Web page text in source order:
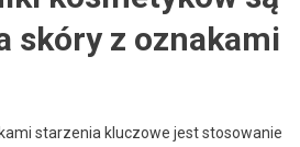
skóry z oznakami
starzenia kluczowe jest stosowanie